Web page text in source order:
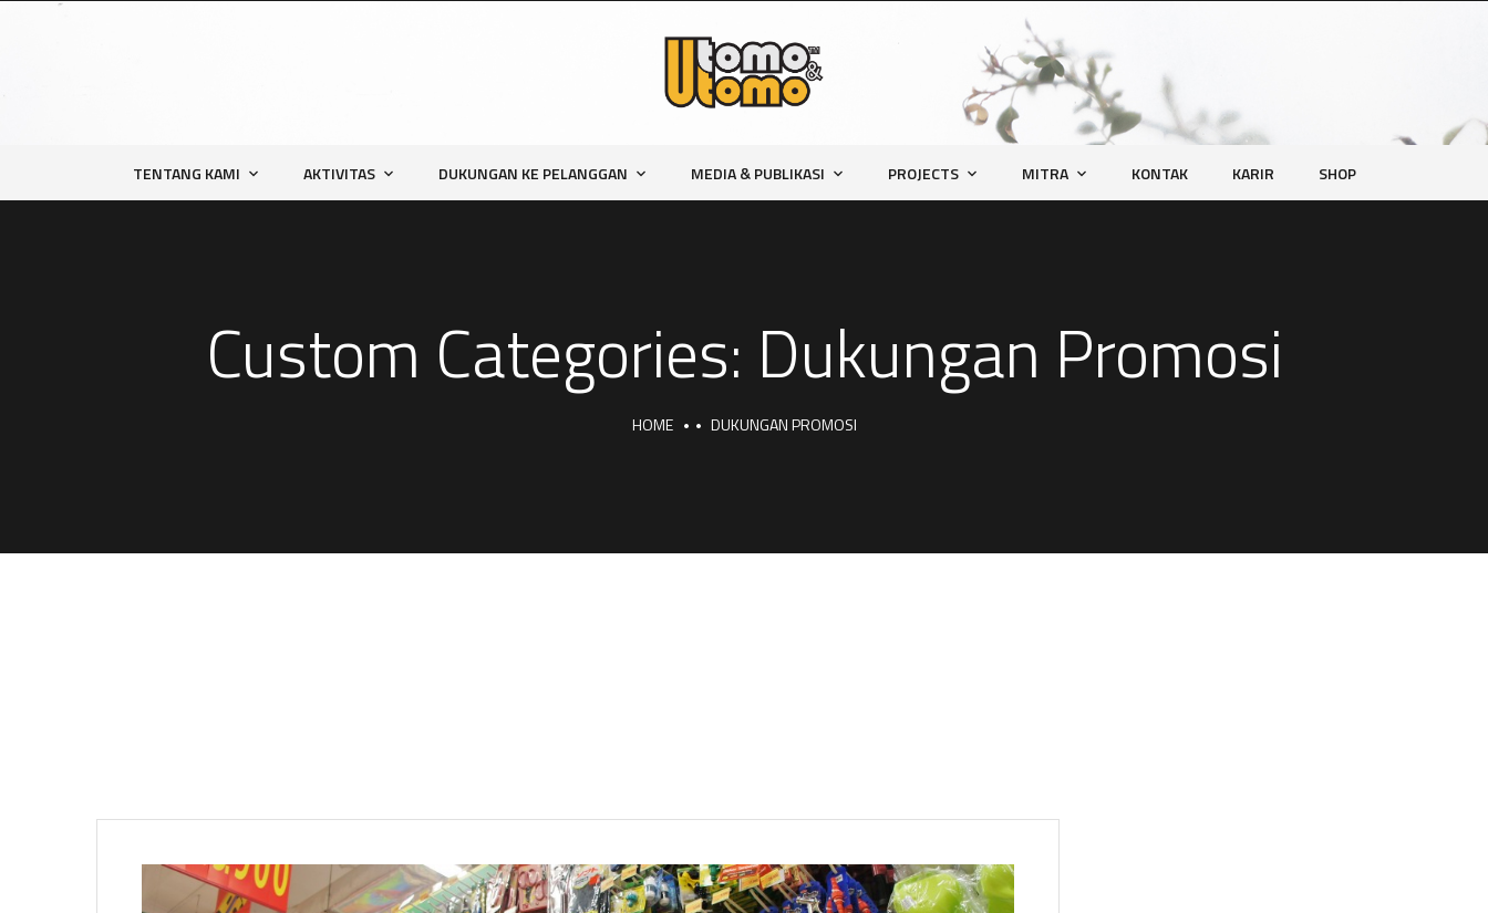
TENTANG KAMI AKTIVITAS DUKUNGAN KE PELANGGAN MEDIA & PUBLIKASI PROJECTS MITRA KONTAK KARIR SHOP
Custom Categories: Dukungan Promosi
HOME DUKUNGAN PROMOSI